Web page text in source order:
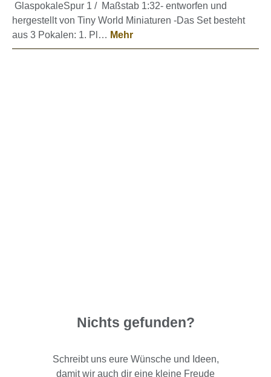
GlaspokaleSpur 1 / Maßstab 1:32- entworfen und
hergestellt von Tiny World Miniaturen -Das Set besteht
aus 3 Pokalen: 1. Pl… Mehr
Nichts gefunden?
Schreibt uns eure Wünsche und Ideen,
damit wir auch dir eine kleine Freude